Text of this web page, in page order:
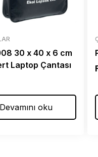
30 x 40 x 6 cm
Laptop Çantası
Devamını oku